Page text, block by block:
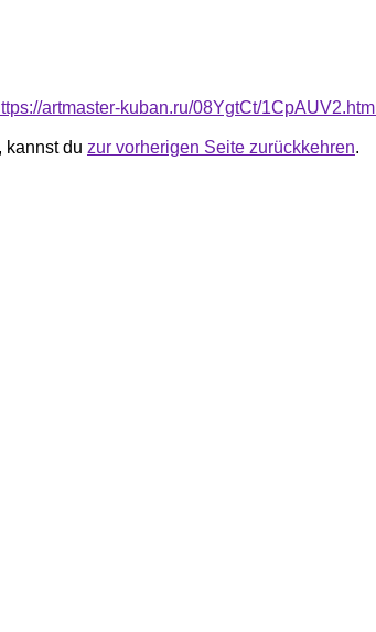
artmaster-kuban.ru/08YgtCt/1CpAUV2.html
kannst du zur vorherigen Seite zurückkehren.